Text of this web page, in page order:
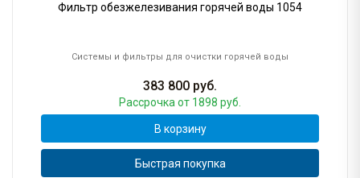
Фильтр обезжелезивания горячей воды 1054
Системы и фильтры для очистки горячей воды
383 800 руб.
Рассрочка от 1898 руб.
В корзину
Быстрая покупка